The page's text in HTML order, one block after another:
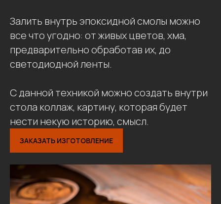
Залить внутрь эпоксидной смолы можно
все что угодно: от живых цветов, хма,
предварительно обработав их, до
светодиодной ленты.
С данной техникой можно создать внутри
стола коллаж, картину, которая будет
нести некую историю, смысл.
ЗАКАЗАТЬ ИЗГОТОВЛЕНИЕ